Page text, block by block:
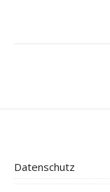
Datenschutz